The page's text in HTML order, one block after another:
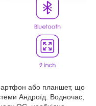
або планшет, що
Андроїд. Водночас,